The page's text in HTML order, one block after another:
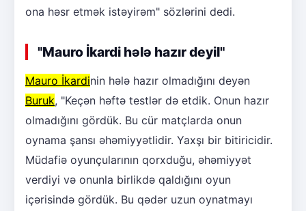
ona həsr etmək istəyirəm" sözlərini dedi.
"Mauro İkardi hələ hazır deyil"
Mauro İkardinin hələ hazır olmadığını deyən
Buruk, "Keçən həftə testlər də etdik. Onun hazır
olmadığını gördük. Bu cür matçlarda onun
oynama şansı əhəmiyyətlidir. Yaxşı bir bitiricidir.
Müdafiə oyunçularının qorxduğu, əhəmiyyət
verdiyi və onunla birlikdə qaldığını oyun
içərisində gördük. Bu qədər uzun oynatmayı